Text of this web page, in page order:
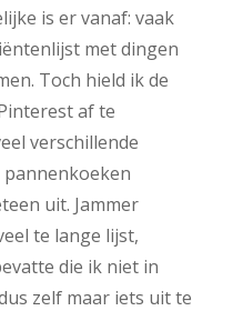
is er vanaf: vaak
met dingen
Toch hield ik de
af te
verschillende
uit. Jammer
te lange lijst,
die ik niet in
zelf maar iets uit te